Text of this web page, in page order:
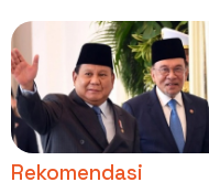
Rekomendasi